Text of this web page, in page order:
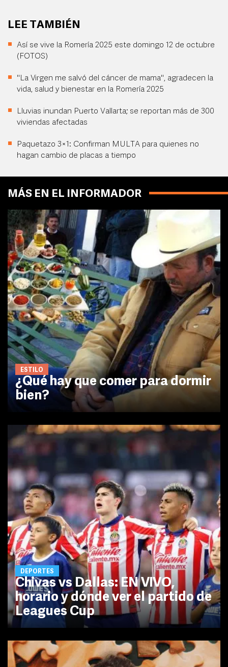
LEE TAMBIÉN
Así se vive la Romería 2025 este domingo 12 de octubre
(FOTOS)
"La Virgen me salvó del cáncer de mama", agradecen la
vida, salud y bienestar en la Romería 2025
Lluvias inundan Puerto Vallarta; se reportan más de 300
viviendas afectadas
Paquetazo 3×1: Confirman MULTA para quienes no
hagan cambio de placas a tiempo
MÁS EN EL INFORMADOR
ESTILO
¿Qué hay que comer para dormir
bien?
DEPORTES
Chivas vs Dallas: EN VIVO,
horario y dónde ver el partido de
Leagues Cup